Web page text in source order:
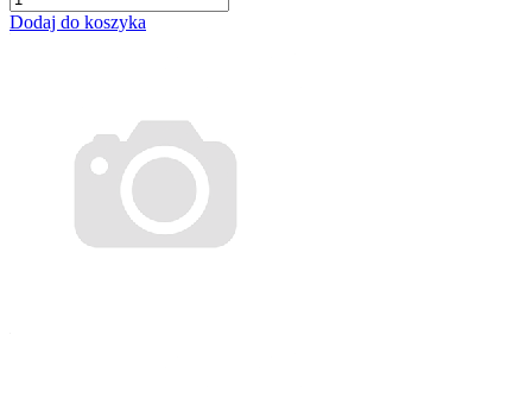
Dodaj do koszyka